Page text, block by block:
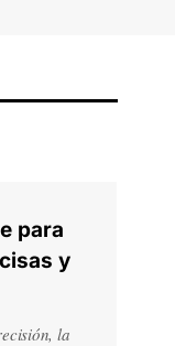
para
y
la